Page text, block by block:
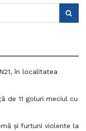
în localitatea
de 11 goluri meciul cu
și furtuni violente la